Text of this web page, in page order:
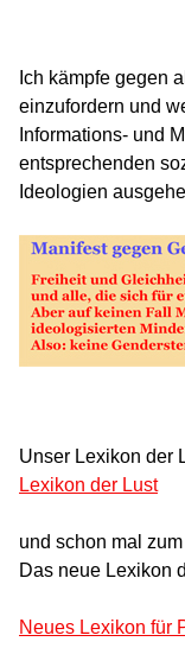
Ich kämpfe gegen
einzufordern und
Informations- und
entsprechenden
Ideologien
Unser Lexikon der
Lexikon der Lust
und schon mal
Das neue Lexikon
Neues Lexikon für